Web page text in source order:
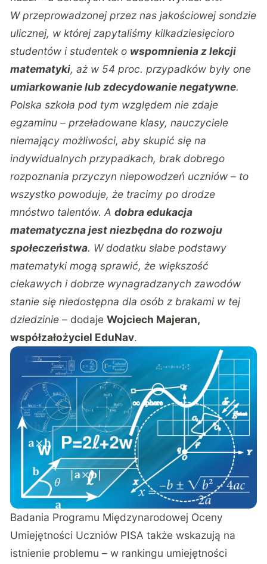
W przeprowadzonej przez nas jakościowej sondzie
ulicznej, w której zapytaliśmy kilkadziesięcioro
studentów i studentek o wspomnienia z lekcji
matematyki, aż w 54 proc. przypadków były one
umiarkowanie lub zdecydowanie negatywne.
Polska szkoła pod tym względem nie zdaje
egzaminu – przeładowane klasy, nauczyciele
niemający możliwości, aby skupić się na
indywidualnych przypadkach, brak dobrego
rozpoznania przyczyn niepowodzeń uczniów – to
wszystko powoduje, że tracimy po drodze
mnóstwo talentów. Adobra edukacja
matematyczna jest niezbędna do rozwoju
społeczeństwa. W dodatku słabe podstawy
matematyki mogą sprawić, że większość
ciekawych i dobrze wynagradzanych zawodów
stanie się niedostępna dla osób z brakami w tej
dziedzinie – dodajeWojciech Majeran,
współzałożyciel EduNav.
Badania Programu Międzynarodowej Oceny
Umiejętności Uczniów PISA także wskazują na
istnienie problemu – w rankingu umiejętności